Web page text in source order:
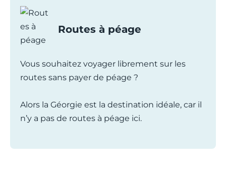
Routes à péage
Vous souhaitez voyager librement sur les
routes sans payer de péage ?
Alors la Géorgie est la destination idéale, car il
n’y a pas de routes à péage ici.